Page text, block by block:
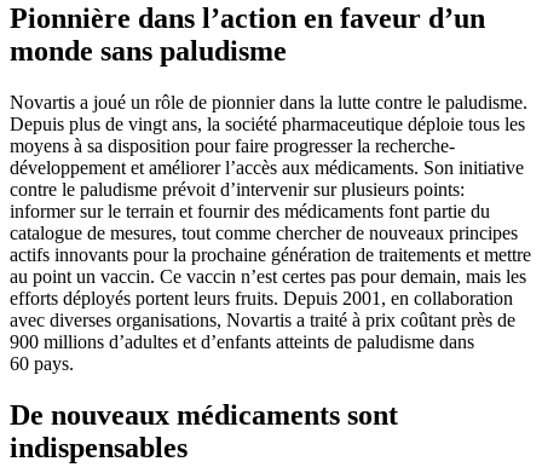
Pionnière dans l’action en faveur d’un
monde sans paludisme
Novartis a joué un rôle de pionnier dans la lutte contre le paludisme.
Depuis plus de vingt ans, la société pharmaceutique déploie tous les
moyens à sa disposition pour faire progresser la recherche-
développement et améliorer l’accès aux médicaments. Son initiative
contre le paludisme prévoit d’intervenir sur plusieurs points:
informer sur le terrain et fournir des médicaments font partie du
catalogue de mesures, tout comme chercher de nouveaux principes
actifs innovants pour la prochaine génération de traitements et mettre
au point un vaccin. Ce vaccin n’est certes pas pour demain, mais les
efforts déployés portent leurs fruits. Depuis 2001, en collaboration
avec diverses organisations, Novartis a traité à prix coûtant près de
900 millions d’adultes et d’enfants atteints de paludisme dans
60 pays.
De nouveaux médicaments sont
indispensables